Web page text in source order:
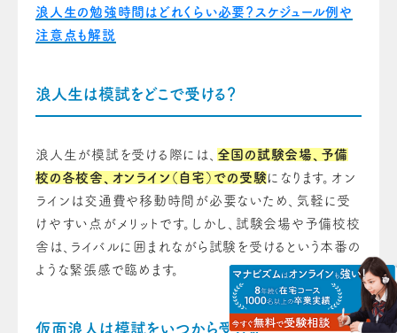
浪人生の勉強時間はどれくらい必要？スケジュール例や
注意点も解説
浪人生は模試をどこで受ける？
浪人生が模試を受ける際には、 全国の試験会場、予備
校の各校舎、オンライン（自宅）での受験になります。オン
ラインは交通費や移動時間が必要ないため、気軽に受
けやすい点がメリットです。しかし、試験会場や予備校校
舎は、ライバルに囲まれながら試験を受けるという本番の
ような緊張感で臨めます。
仮面浪人は模試をいつから受ける？